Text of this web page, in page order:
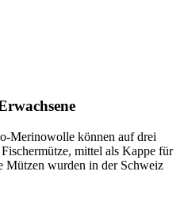
Merinowolle können auf drei
mittel als Kappe für
Mützen wurden in der Schweiz